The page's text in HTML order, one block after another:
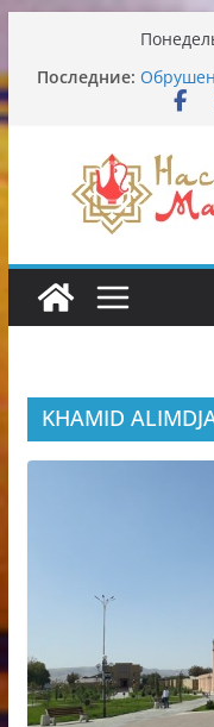
содержимому
Последние:
года
От
KHAMID